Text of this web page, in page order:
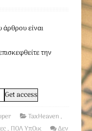
άρθρου είναι
την
TaxHeaven,
, ΠΟΛ ΥπΟικ
Δεν